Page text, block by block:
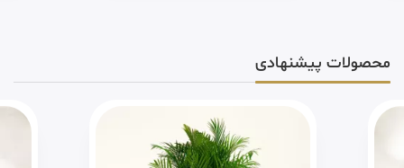
محصولات پیشنهادی